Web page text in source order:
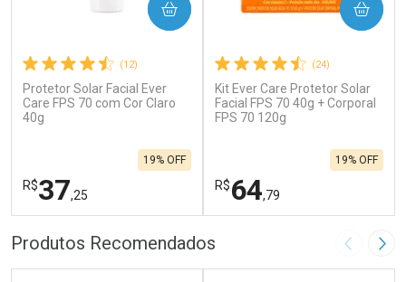
(12)
Protetor Solar Facial Ever
Care FPS 70 com Cor Claro
40g
R$37,25
19% OFF
COMPRAR
FECHAR
FECHAR
(24)
Kit Ever Care Protetor Solar
Facial FPS 70 40g + Corporal
FPS 70 120g
R$64,79
19% OFF
COMPRAR
Produtos Recomendados Imagem